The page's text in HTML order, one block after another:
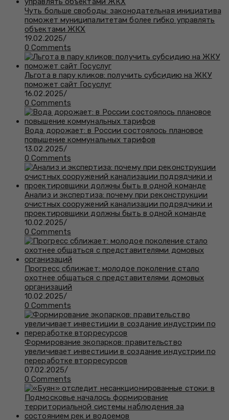
Чуть больше свободы: законодательная инициатива
поможет муниципалитетам более гибко управлять
объектами ЖКХ
19.02.2025/
0 Comments
Льгота в пару кликов: получить субсидию на ЖКУ
поможет сайт Госуслуг
16.02.2025/
0 Comments
Вода дорожает: в России состоялось плановое
повышение коммунальных тарифов
13.02.2025/
0 Comments
Анализ и экспертиза: почему при реконструкции
очистных сооружений канализации подрядчики и
проектировщики должны быть в одной команде
10.02.2025/
0 Comments
Прогресс сближает: молодое поколение стало
охотнее общаться с представителями домовых
организаций
10.02.2025/
0 Comments
Формирование экопарков: правительство
увеличивает инвестиции в создание индустрии по
переработке вторресурсов
07.02.2025/
0 Comments